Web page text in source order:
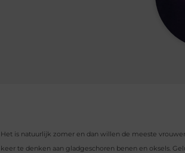
Het is natuurlijk zomer en dan willen de meeste
keer te denken aan gladgeschoren benen en oksels.